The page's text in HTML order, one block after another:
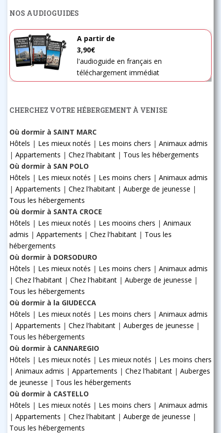
NOS AUDIOGUIDES
A partir de
3,90€
l'audioguide en français en
téléchargement immédiat
CHERCHEZ VOTRE HÉBERGEMENT À VENISE
Où dormir à SAINT MARC
Hôtels | Les mieux notés | Les moins chers | Animaux admis
| Appartements | Chez l'habitant | Tous les hébergements
Où dormir à SAN POLO
Hôtels | Les mieux notés | Les moins chers | Animaux admis
| Appartements | Chez l'habitant | Auberge de jeunesse |
Tous les hébergements
Où dormir à SANTA CROCE
Hôtels | Les mieux notés | Les mooins chers | Animaux
admis | Appartements | Chez l'habitant | Tous les
hébergements
Où dormir à DORSODURO
Hôtels | Les mieux notés | Les moins chers | Animaux admis
| Chez l'habitant | Chez l'habitant | Auberge de jeunesse |
Tous les hébergements
Où dormir à la GIUDECCA
Hôtels | Les mieux notés | Les moins chers | Animaux admis
| Appartements | Chez l'habitant | Auberges de jeunesse |
Tous les hébergements
Où dormir à CANNAREGIO
Hôtels | Les mieux notés | Les mieux notés | Les moins chers
| Animaux admis | Appartements | Chez l'habitant | Auberges
de jeunesse | Tous les hébergements
Où dormir à CASTELLO
Hôtels | Les mieux notés | Les moins chers | Animaux admis
| Appartements | Chez l'habitant | Auberge de jeunesse |
Tous les hébergements